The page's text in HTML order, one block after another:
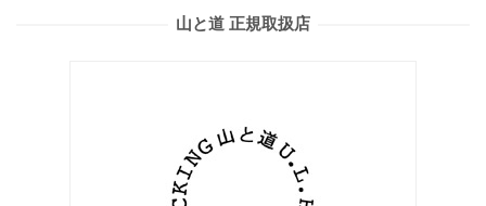
山と道 正規取扱店